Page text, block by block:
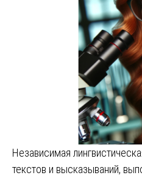
Независимая
текстов и высказываний,